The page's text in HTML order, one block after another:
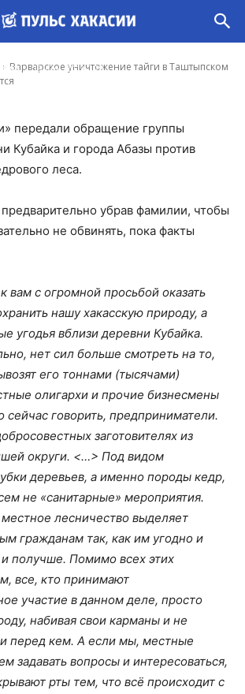
Варварское уничтожение тайги в Таштыпском
тайги в
продолжается
- 19 Сен, 2019 7:29
передали обращение группы
Кубайка и города Абазы против
леса.
убрав фамилии, чтобы
не обвинять, пока факты
вам с огромной просьбой оказать
нашу хакасскую природу, а
угодья вблизи деревни Кубайка.
нет сил больше смотреть на то,
его тоннами (тысячами)
олигархи и прочие бизнесмены
сейчас говорить, предприниматели.
заготовителях из
округи. <…> Под видом
деревьев, а именно породы кедр,
не «санитарные» мероприятия.
лесничество выделяет
гражданам так, как им угодно и
и получше. Помимо всех этих
все, кто принимают
участие в данном деле, просто
набивая свои карманы и не
перед кем. А если мы, местные
задавать вопросы и интересоваться,
рты тем, что всё происходит с